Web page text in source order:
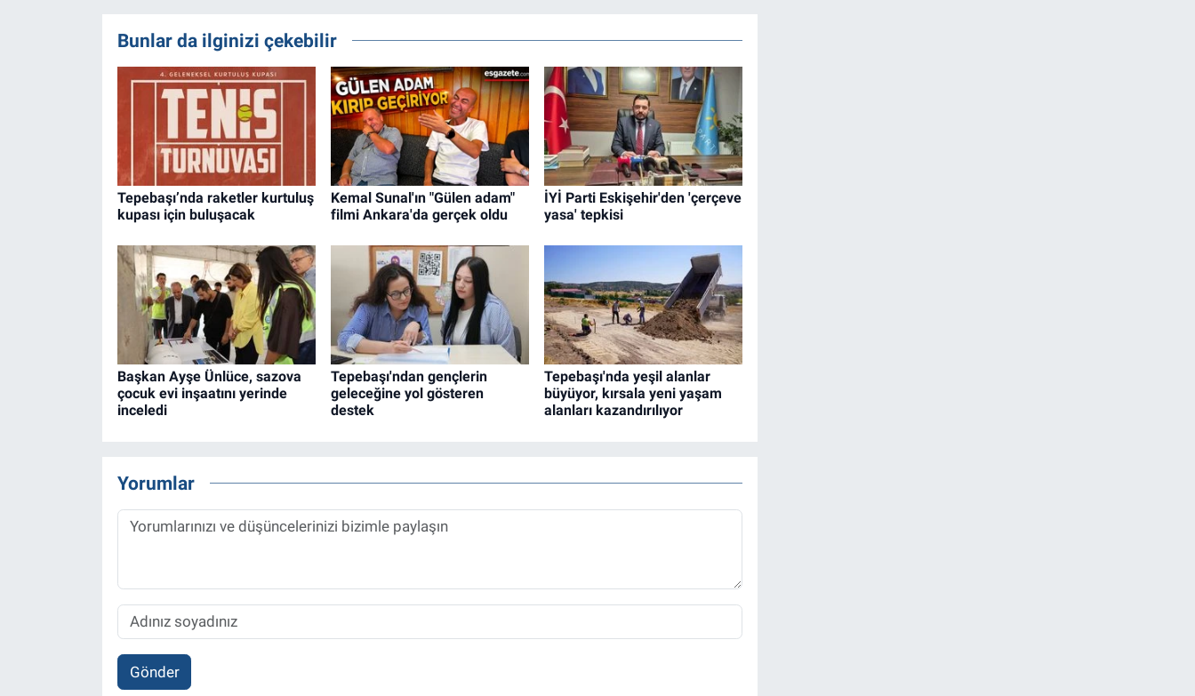
Bunlar da ilginizi çekebilir
Tepebaşı’nda raketler kurtuluş
kupası için buluşacak
Kemal Sunal'ın "Gülen adam"
filmi Ankara'da gerçek oldu
İYİ Parti Eskişehir'den 'çerçeve
yasa' tepkisi
Başkan Ayşe Ünlüce, sazova
çocuk evi inşaatını yerinde
inceledi
Tepebaşı'ndan gençlerin
geleceğine yol gösteren
destek
Tepebaşı'nda yeşil alanlar
büyüyor, kırsala yeni yaşam
alanları kazandırılıyor
Yorumlar
Gönder